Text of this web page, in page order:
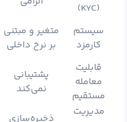
(KYC)
سیستم
کارمزد
متغیر و مبتنی
بر نرخ داخلی
قابلیت
معامله
مستقیم
پشتیبانی
نمی‌کند
مدیریت
ذخیره‌سازی